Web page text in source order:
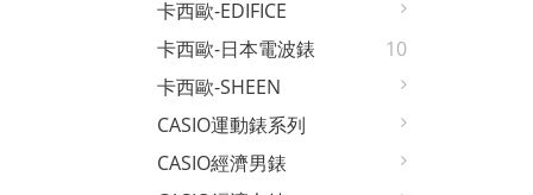
卡西歐-EDIFICE
卡西歐-日本電波錶
10
卡西歐-SHEEN
CASIO運動錶系列
CASIO經濟男錶